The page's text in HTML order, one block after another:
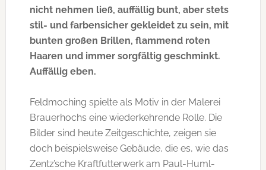
nicht nehmen ließ, auffällig bunt, aber stets
stil- und farbensicher gekleidet zu sein, mit
bunten großen Brillen, flammend roten
Haaren und immer sorgfältig geschminkt.
Auffällig eben.
Feldmoching spielte als Motiv in der Malerei
Brauerhochs eine wiederkehrende Rolle. Die
Bilder sind heute Zeitgeschichte, zeigen sie
doch beispielsweise Gebäude, die es, wie das
Zentz’sche Kraftfutterwerk am Paul-Huml-